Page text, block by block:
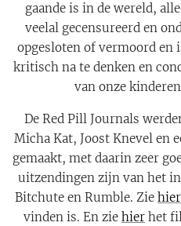
gaande is in de wereld,
veelal gecensureerd en
opgesloten of vermoord en
kritisch na te denken en
van onze
De Red Pill Journals
Micha Kat, Joost Knevel en
gemaakt, met daarin zeer
uitzendingen zijn van het
Bitchute en Rumble. Zie hier
vinden is. En zie hier het